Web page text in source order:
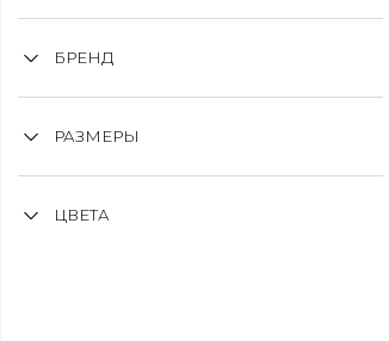
БРЕНД
РАЗМЕРЫ
ЦВЕТА